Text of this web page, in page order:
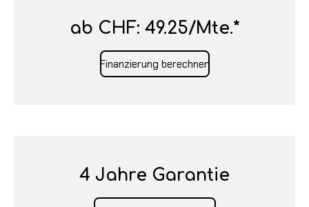
ab CHF: 49.25/Mte.*
Finanzierung berechnen
4 Jahre Garantie